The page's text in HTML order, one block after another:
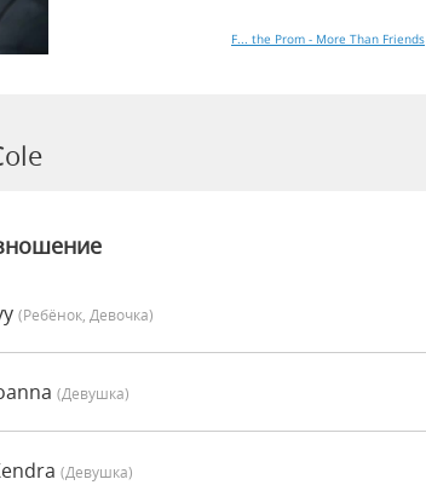
F... the Prom - More Than Friends
(Ребёнок, Девочка)
(девушка)
(девушка)